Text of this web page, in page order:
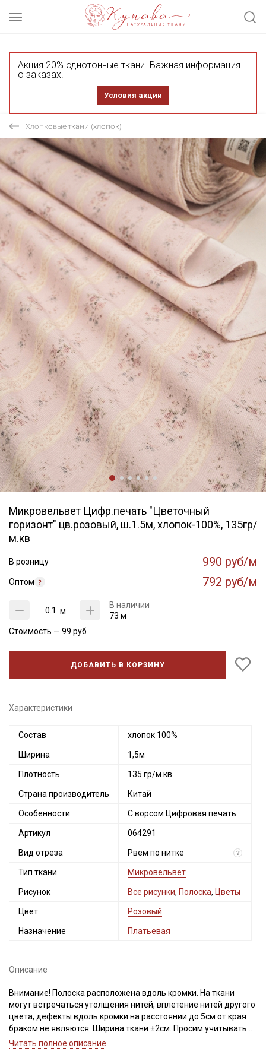
Акция 20% однотонные ткани. Важная информация
о заказах!
Условия акции
Хлопковые ткани (хлопок)
Микровельвет Цифр.печать "Цветочный
горизонт" цв.розовый, ш.1.5м, хлопок-100%, 135гр/
м.кв
В розницу 990 руб/м
Оптом 792 руб/м
м
В наличии
73 м
Стоимость — 99 руб
ДОБАВИТЬ В КОРЗИНУ
Характеристики
Состав хлопок 100%
Ширина 1,5м
Плотность 135 гр/м.кв
Страна производитель Китай
Особенности С ворсом Цифровая печать
Артикул 064291
Вид отреза Рвем по нитке ?
Тип ткани Микровельвет
Рисунок Все рисунки, Полоска, Цветы
Цвет Розовый
Назначение Платьевая
Описание
Внимание! Полоска расположена вдоль кромки. На ткани
могут встречаться утолщения нитей, вплетение нитей другого
цвета, дефекты вдоль кромки на расстоянии до 5см от края
браком не являются. Ширина ткани ±2см. Просим учитывать
это при заказе.
Читать полное описание